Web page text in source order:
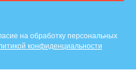
на обработку персональных
конфиденциальности